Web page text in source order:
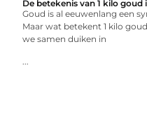
De betekenis van 1 kilo
Goud is al eeuwenlang een
Maar wat betekent 1 kilo
we samen duiken in
...